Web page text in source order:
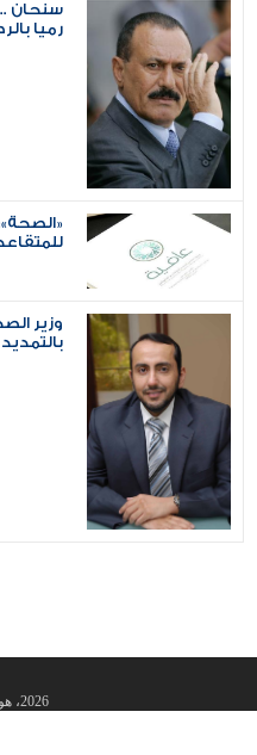
سنحان ..
رميا
وزير
2026، هوت لاين نيوز